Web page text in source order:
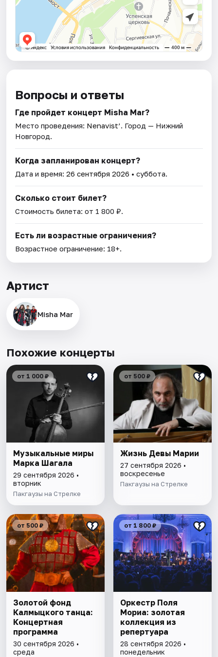
Вопросы и ответы
Где пройдет концерт Misha Mar?
Место проведения: Nenavist’. Город — Нижний
Новгород.
Когда запланирован концерт?
Дата и время:26 сентября 2026 • суббота.
Сколько стоит билет?
Стоимость билета: от 1 800 ₽.
Есть ли возрастные ограничения?
Возрастное ограничение: 18+.
Артист
Misha Mar
Похожие концерты
от 1 000 ₽
Музыкальные миры
Марка Шагала
29 сентября 2026 •
вторник
Пакгаузы на Стрелке
от 500 ₽
Жизнь Девы Марии
27 сентября 2026 •
воскресенье
Пакгаузы на Стрелке
от 500 ₽
Золотой фонд
Калмыцкого танца:
Концертная
программа
30 сентября 2026 •
среда
от 1 800 ₽
Оркестр Поля
Мориа: золотая
коллекция из
репертуара
28 сентября 2026 •
понедельник